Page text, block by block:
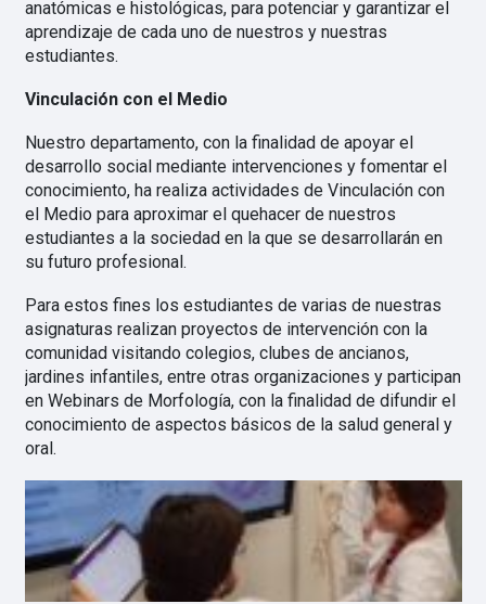
anatómicas e histológicas, para potenciar y garantizar el
aprendizaje de cada uno de nuestros y nuestras
estudiantes.
Vinculación con el Medio
Nuestro departamento, con la finalidad de apoyar el
desarrollo social mediante intervenciones y fomentar el
conocimiento, ha realiza actividades de Vinculación con
el Medio para aproximar el quehacer de nuestros
estudiantes a la sociedad en la que se desarrollarán en
su futuro profesional.
Para estos fines los estudiantes de varias de nuestras
asignaturas realizan proyectos de intervención con la
comunidad visitando colegios, clubes de ancianos,
jardines infantiles, entre otras organizaciones y participan
en Webinars de Morfología, con la finalidad de difundir el
conocimiento de aspectos básicos de la salud general y
oral.